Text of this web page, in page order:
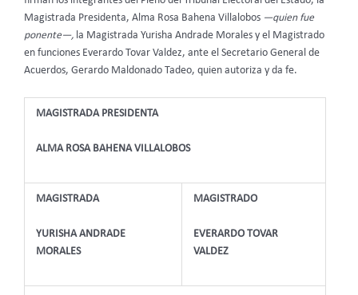
Magistrada Presidenta, Alma Rosa Bahena Villalobos —quien fue
ponente—, la Magistrada Yurisha Andrade Morales y el Magistrado
en funciones Everardo Tovar Valdez, ante el Secretario General de
Acuerdos, Gerardo Maldonado Tadeo, quien autoriza y da fe.
MAGISTRADA PRESIDENTA
ALMA ROSA BAHENA VILLALOBOS
MAGISTRADA
YURISHA ANDRADE
MORALES
MAGISTRADO
EVERARDO TOVAR
VALDEZ